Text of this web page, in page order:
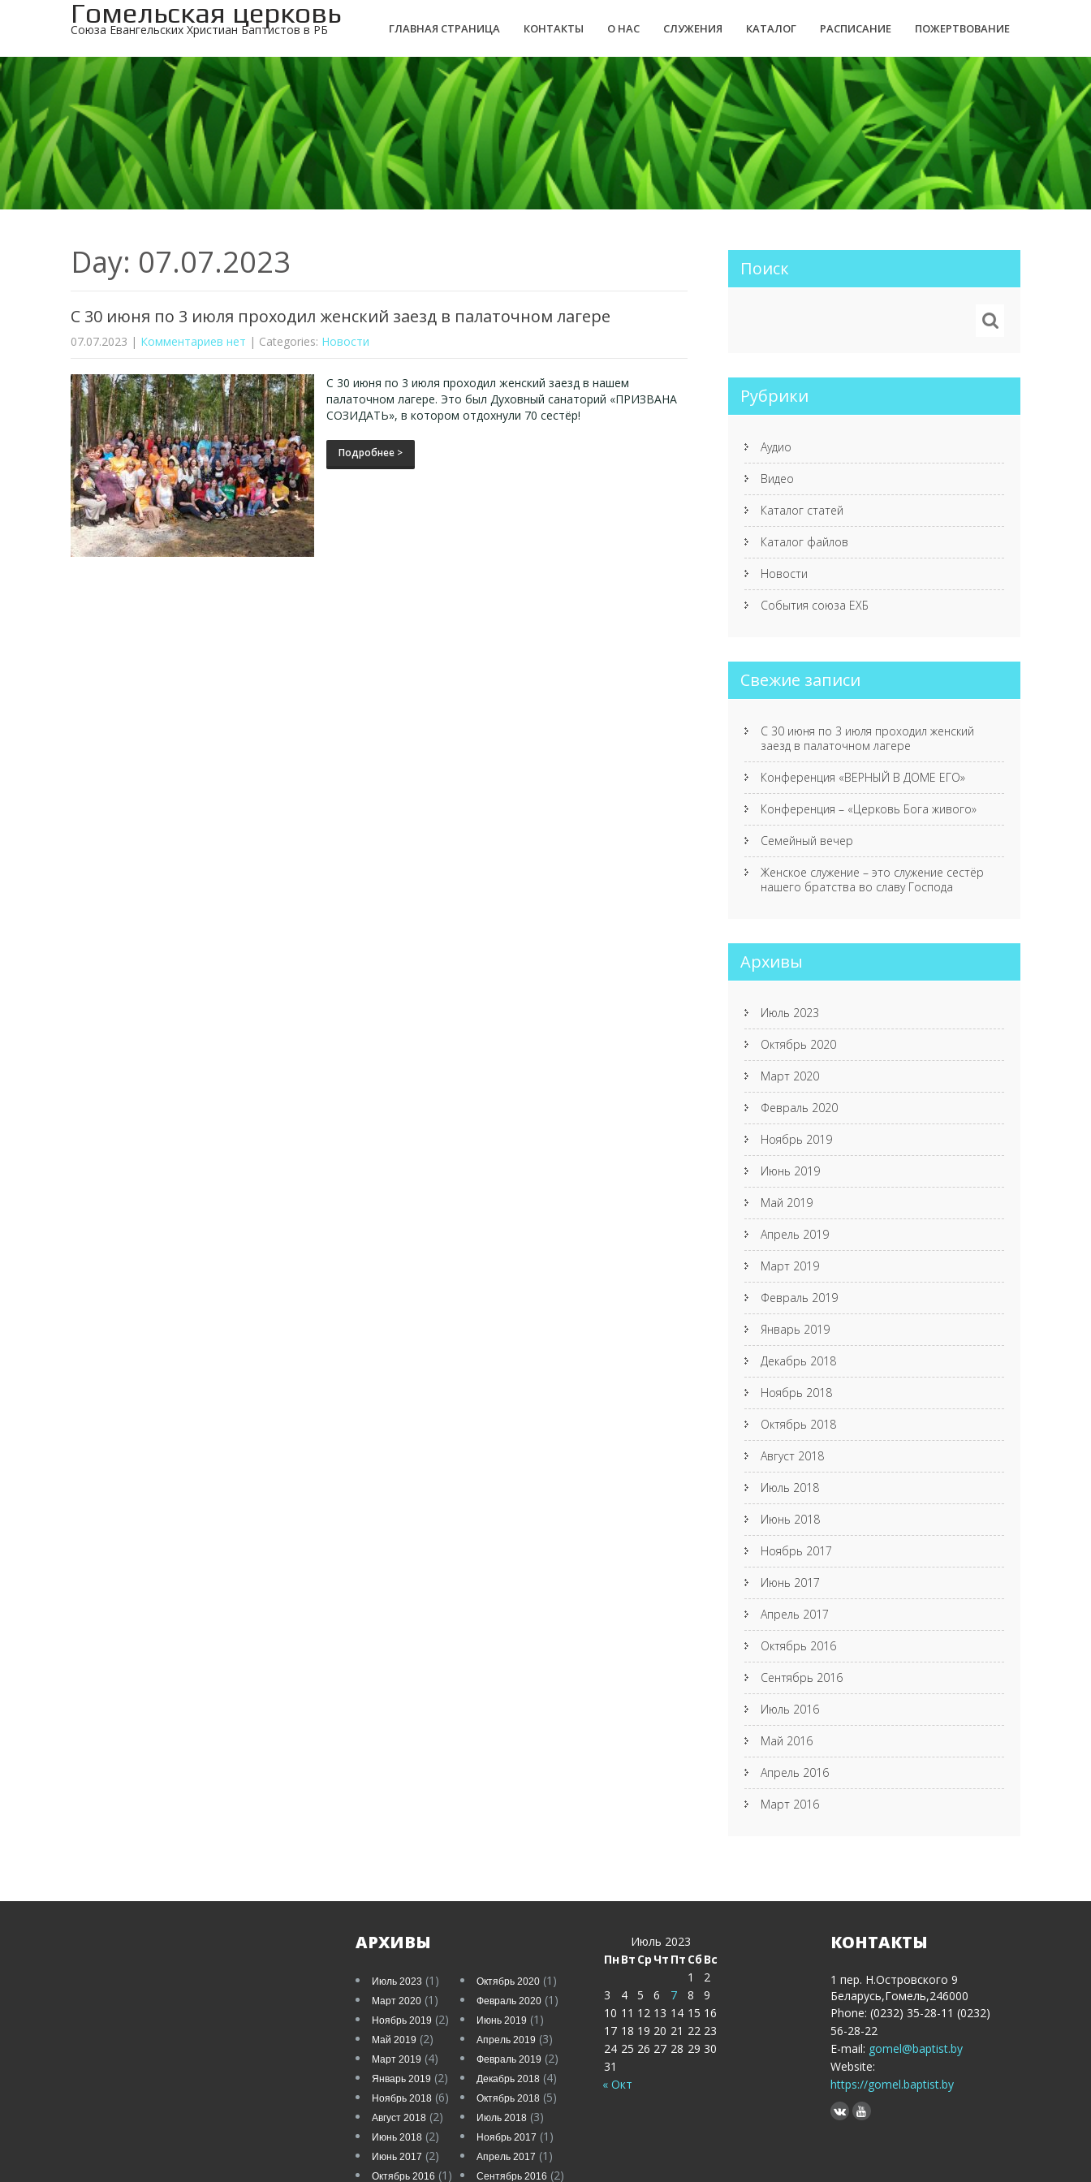
Гомельская церковь
Союза Евангельских Христиан Баптистов в РБ ГЛАВНАЯ СТРАНИЦА КОНТАКТЫ О НАС СЛУЖЕНИЯ КАТАЛОГ РАСПИСАНИЕ ПОЖЕРТВОВАНИЕ
Day: 07.07.2023
С 30 июня по 3 июля проходил женский заезд в палаточном лагере
07.07.2023 | Комментариев нет | Categories: Новости
С 30 июня по 3 июля проходил женский заезд в нашем
палаточном лагере. Это был Духовный санаторий «ПРИЗВАНА
СОЗИДАТЬ», в котором отдохнули 70 сестёр!
Подробнее >
Поиск
Рубрики
Аудио
Видео
Каталог статей
Каталог файлов
Новости
События союза ЕХБ
Свежие записи
С 30 июня по 3 июля проходил женский
заезд в палаточном лагере
Конференция «ВЕРНЫЙ В ДОМЕ ЕГО»
Конференция – «Церковь Бога живого»
Семейный вечер
Женское служение – это служение сестёр
нашего братства во славу Господа
Архивы
Июль 2023
Октябрь 2020
Март 2020
Февраль 2020
Ноябрь 2019
Июнь 2019
Май 2019
Апрель 2019
Март 2019
Февраль 2019
Январь 2019
Декабрь 2018
Ноябрь 2018
Октябрь 2018
Август 2018
Июль 2018
Июнь 2018
Ноябрь 2017
Июнь 2017
Апрель 2017
Октябрь 2016
Сентябрь 2016
Июль 2016
Май 2016
Апрель 2016
Март 2016
АРХИВЫ
Июль 2023 (1) Октябрь 2020(1)
Март 2020(1) Февраль 2020(1)
Ноябрь 2019 (2) Июнь 2019 (1)
Май 2019 (2) Апрель 2019 (3)
Март 2019 (4) Февраль 2019 (2)
Январь 2019 (2) Декабрь 2018 (4)
Ноябрь 2018 (6) Октябрь 2018 (5)
Август 2018 (2) Июль 2018 (3)
Июнь 2018 (2) Ноябрь 2017 (1)
Июнь 2017 (2) Апрель 2017 (1)
Октябрь 2016 (1) Сентябрь 2016 (2)
Июль 2023
ПнВт Ср Чт Пт Сб Вс
1
2
3
4 5 6 7 8
9
10 11 12 13 14 15 16
17 18 19 20 21 22 23
24 25 26 27 28 29 30
31
« Окт
КОНТАКТЫ
1 пер. Н.Островского 9
Беларусь,Гомель,246000
Phone: (0232) 35-28-11 (0232)
56-28-22
E-mail: gomel@baptist.by
Website:
https://gomel.baptist.by